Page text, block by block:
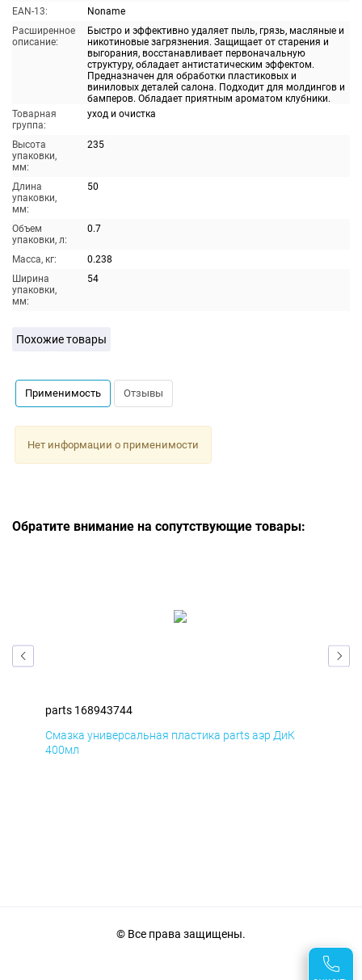
EAN-13:
Noname
Расширенное
описание:
Быстро и эффективно удаляет пыль, грязь, масляные и
никотиновые загрязнения. Защищает от старения и
выгорания, восстанавливает первоначальную
структуру, обладает антистатическим эффектом.
Предназначен для обработки пластиковых и
виниловых деталей салона. Подходит для молдингов и
бамперов. Обладает приятным ароматом клубники.
Товарная
группа:
уход и очистка
Высота
упаковки,
мм:
235
Длина
упаковки,
мм:
50
Объем
упаковки, л:
0.7
Масса, кг:
0.238
Ширина
упаковки,
мм:
54
Похожие товары
Применимость Отзывы
Нет информации о применимости
Обратите внимание на сопутствующие товары:
parts 168943744
Смазка универсальная пластика parts аэр ДиК
400мл
© Все права защищены.